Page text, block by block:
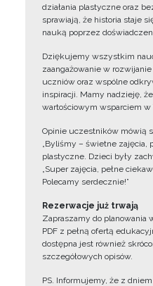
działania plastyczne oraz
sprawiają, że historia staje
nauką poprzez
Dziękujemy wszystkim
zaangażowanie w
uczniów oraz wspólne
inspiracji. Mamy nadzieję,
wartościowym wsparciem
Opinie uczestników mówią
„Byliśmy – świetne zajęcia,
plastyczne. Dzieci były
„Super zajęcia, pełne
Polecamy serdecznie!”
Rezerwacje już trwają
Zapraszamy do planowania
PDF z pełną ofertą
dostępna jest również
szczegółowych opisów.
PS. Informujemy, że z